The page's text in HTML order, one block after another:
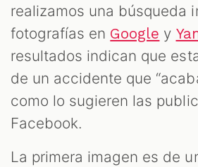
realizamos una búsqueda
fotografías en Google y
resultados indican que
de un accidente que
como lo sugieren las
Facebook.
La primera imagen es de